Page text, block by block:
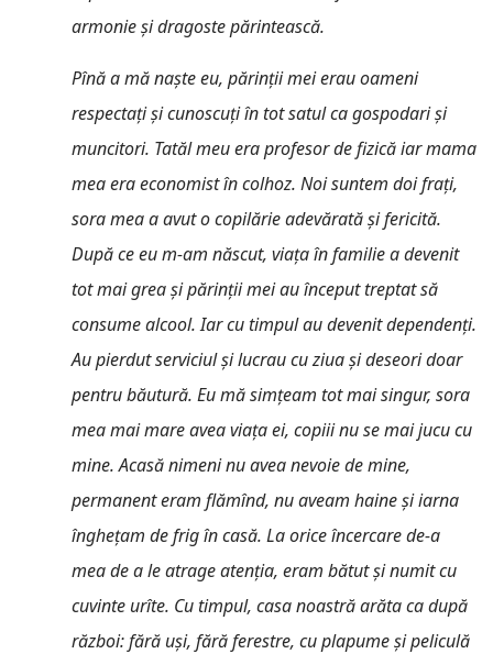
armonie şi dragoste părintească.
Pînă a mă naşte eu, părinţii mei erau oameni
respectaţi şi cunoscuţi în tot satul ca gospodari şi
muncitori. Tatăl meu era profesor de fizică iar mama
mea era economist în colhoz. Noi suntem doi fraţi,
sora mea a avut o copilărie adevărată şi fericită.
După ce eu m-am născut, viaţa în familie a devenit
tot mai grea şi părinţii mei au început treptat să
consume alcool. Iar cu timpul au devenit dependenţi.
Au pierdut serviciul şi lucrau cu ziua şi deseori doar
pentru băutură. Eu mă simţeam tot mai singur, sora
mea mai mare avea viaţa ei, copiii nu se mai jucu cu
mine. Acasă nimeni nu avea nevoie de mine,
permanent eram flămînd, nu aveam haine şi iarna
îngheţam de frig în casă. La orice încercare de-a
mea de a le atrage atenţia, eram bătut şi numit cu
cuvinte urîte. Cu timpul, casa noastră arăta ca după
război: fără uşi, fără ferestre, cu plapume şi peliculă